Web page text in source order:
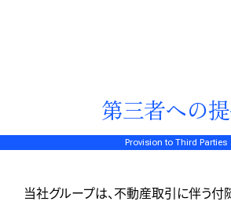
第三者への
Provision to Third Parties
当社グループは、不動産取引に伴う付